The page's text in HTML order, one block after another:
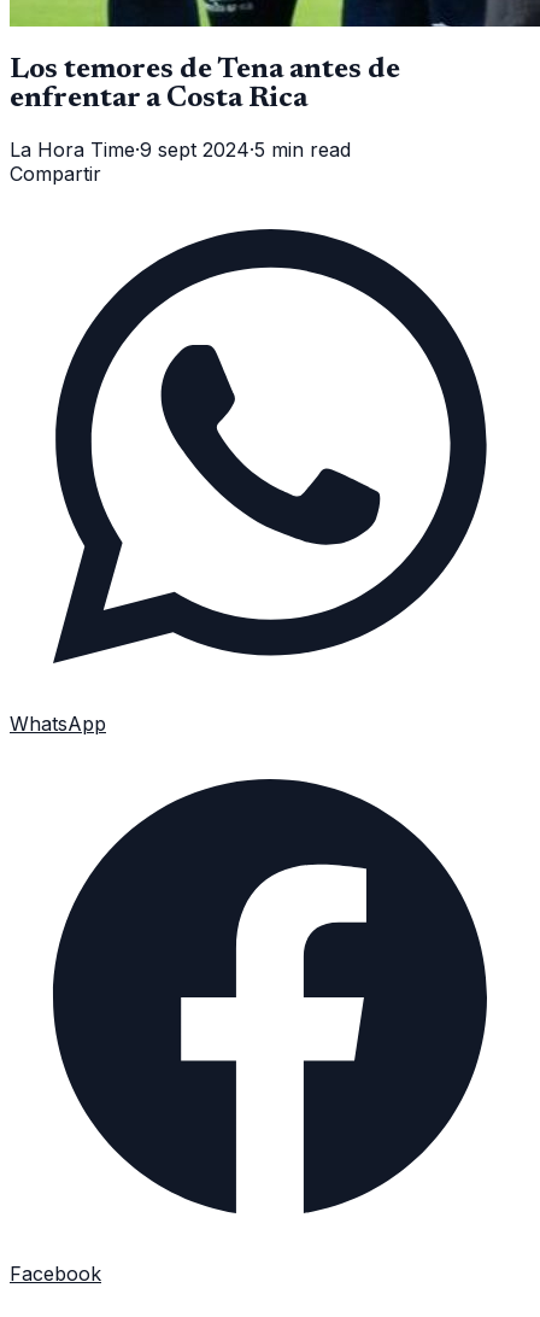
Los temores de Tena antes de
enfrentar a Costa Rica
La Hora Time·9 sept 2024·5 min read
Compartir
WhatsApp
Facebook